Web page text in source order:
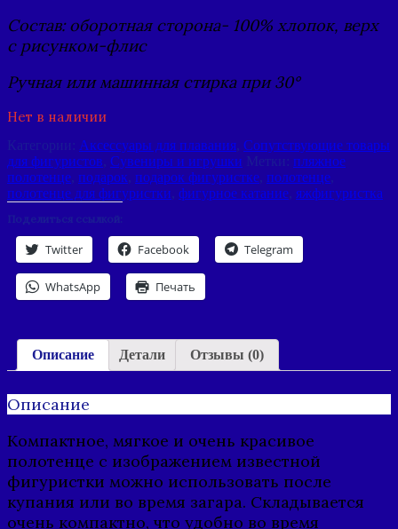
Состав: оборотная сторона- 100% хлопок, верх
с рисунком-флис
Ручная или машинная стирка при 30°
Нет в наличии
Категории: Аксессуары для плавания Сопутствующие товары
для фигуристов Сувениры и игрушки Метки: пляжное
полотенце подарок подарок фигуристке полотенце
полотенце для фигуристки фигурное катание яжфигуристка
Поделиться ссылкой:
Twitter Facebook Telegram
WhatsApp Печать
Описание Детали Отзывы (0)
Описание
Компактное, мягкое и очень красивое
полотенце с изображением известной
фигуристки можно использовать после
купания или во время загара. Складывается
очень компактно, что удобно во время